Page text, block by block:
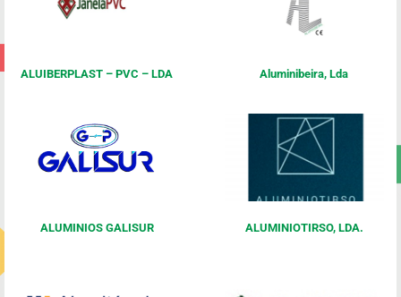
ALUIBERPLAST – PVC – LDA Aluminibeira, Lda
ALUMINIOS GALISUR ALUMINIOTIRSO, LDA.